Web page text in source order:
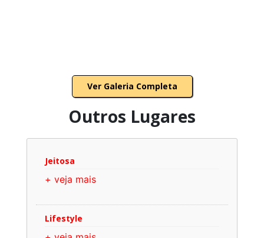
Ver Galeria Completa
Outros Lugares
Jeitosa
+ veja mais
Lifestyle